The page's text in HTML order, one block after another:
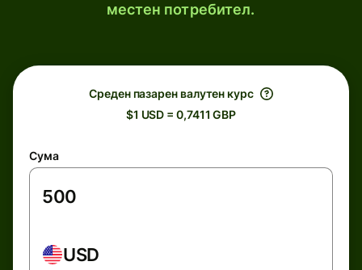
местен потребител.
Среден пазарен валутен курс
$1 USD = 0,7411 GBP
Сума
USD